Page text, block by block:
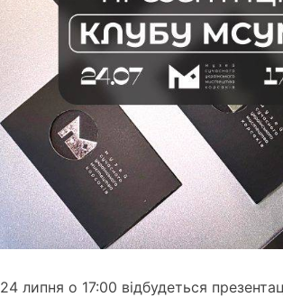
24 липня о 17:00 відбудеться